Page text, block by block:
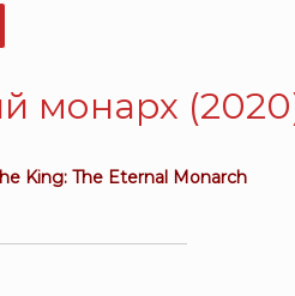
монарх
King: The Eternal Monarch